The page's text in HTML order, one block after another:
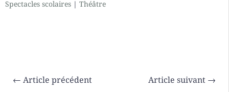
Spectacles scolaires | Théâtre
← Article précédent Article suivant →